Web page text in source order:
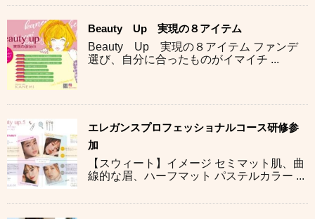
Beauty Up 実現の８アイテム
Beauty Up 実現の８アイテム ファンデ
選び、自分に合ったものがイマイチ ...
エレガンスプロフェッショナルコース研修参
加
【スウィート】イメージ セミマット肌、曲
線的な眉、ハーフマット パステルカラー ...